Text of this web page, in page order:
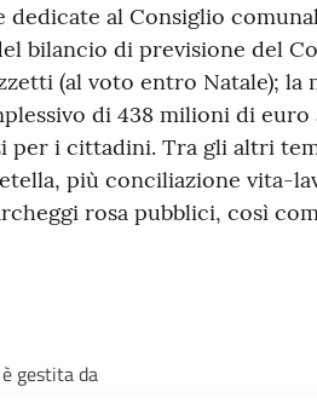
dedicate al Consiglio
bilancio di previsione del
(al voto entro Natale);
di 438 milioni di
per i cittadini. Tra gli altri
più conciliazione vita-
rosa pubblici, così
gestita da